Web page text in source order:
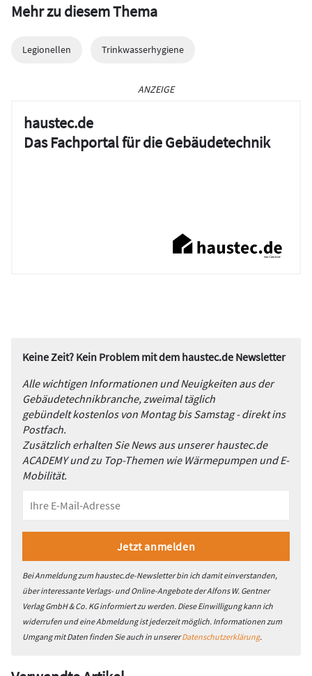
Mehr zu diesem Thema
Legionellen Trinkwasserhygiene
ANZEIGE
haustec.de
Das Fachportal für die Gebäudetechnik
Keine Zeit? Kein Problem mit dem haustec.de Newsletter
Alle wichtigen Informationen und Neuigkeiten aus der
Gebäudetechnikbranche, zweimal täglich
gebündelt kostenlos von Montag bis Samstag - direkt ins
Postfach.
Zusätzlich erhalten Sie News aus unserer haustec.de
ACADEMY und zu Top-Themen wie Wärmepumpen und E-
Mobilität.
Bei Anmeldung zum haustec.de-Newsletter bin ich damit einverstanden,
über interessante Verlags- und Online-Angebote der Alfons W. Gentner
Verlag GmbH & Co. KG informiert zu werden. Diese Einwilligung kann ich
widerrufen und eine Abmeldung ist jederzeit möglich. Informationen zum
Umgang mit Daten finden Sie auch in unsererDatenschutzerklärung.